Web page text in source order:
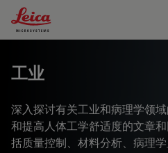
Leica Microsystems Logo
工业
深入探讨有关工业和病理学领
和提高人体工学舒适度的文章
括质量控制、材料分析、病理